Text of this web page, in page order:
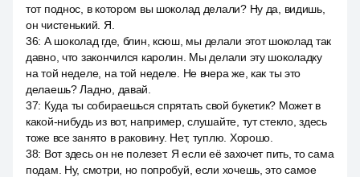
тот поднос, в котором вы шоколад делали? Ну да, видишь,
он чистенький. Я.
36: А шоколад где, блин, ксюш, мы делали этот шоколад так
давно, что закончился каролин. Мы делали эту шоколадку
на той неделе, на той неделе. Не вчера же, как ты это
делаешь? Ладно, давай.
37: Куда ты собираешься спрятать свой букетик? Может в
какой-нибудь из вот, например, слушайте, тут стекло, здесь
тоже все занято в раковину. Нет, туплю. Хорошо.
38: Вот здесь он не полезет. Я если её захочет пить, то сама
подам. Ну, смотри, но попробуй, если хочешь, это самое